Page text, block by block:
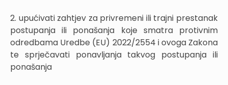
2. upućivati zahtjev za privremeni ili trajni prestanak
postupanja ili ponašanja koje smatra protivnim
odredbama Uredbe (EU) 2022/2554 i ovoga Zakona
te sprječavati ponavljanja takvog postupanja ili
ponašanja